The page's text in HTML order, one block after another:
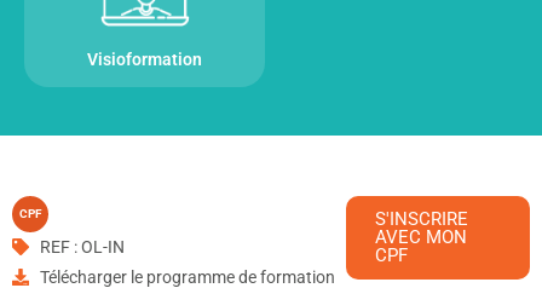
Visioformation
CPF
REF : OL-IN
Télécharger le programme de formation
S'INSCRIRE
AVEC MON
CPF